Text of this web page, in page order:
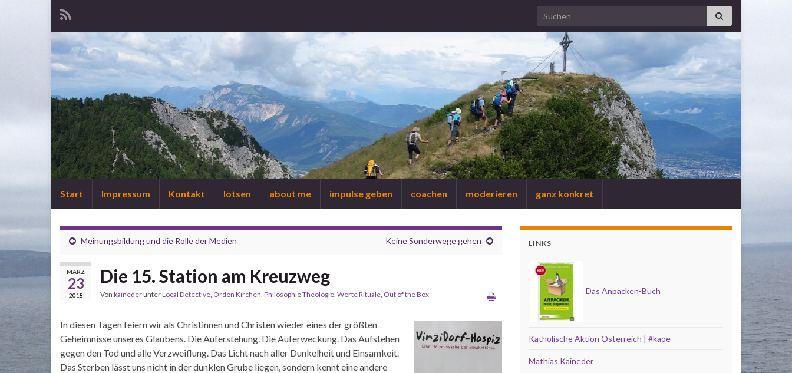
Search for:
Start Impressum Kontakt lotsen about me impulse geben coachen moderieren ganz konkret
Meinungsbildung und die Rolle der Medien Keine Sonderwege gehen
MÄRZ
23
2018
Die 15. Station am Kreuzweg
Von kainederunterLocal Detective, Orden Kirchen, Philosophie Theologie, Werte Rituale, Out of the Box
In diesen Tagen feiern wir als Christinnen und Christen wieder eines der größten
Geheimnisse unseres Glaubens. Die Auferstehung. Die Auferweckung. Das Aufstehen
gegen den Tod und alle Verzweiflung. Das Licht nach aller Dunkelheit und Einsamkeit.
Das Sterben lässt uns nicht in der dunklen Grube liegen, sondern kennt eine andere
LINKS
Das Anpacken-Buch
Katholische Aktion Österreich | #kaoe
Mathias Kaineder